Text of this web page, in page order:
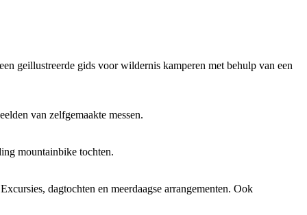
geillustreerde gids voor wildernis kamperen met behulp van een
van zelfgemaakte messen.
mountainbike tochten.
dagtochten en meerdaagse arrangementen. Ook